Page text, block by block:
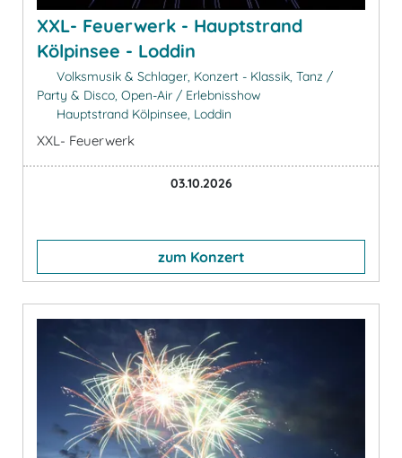
XXL- Feuerwerk - Hauptstrand
Kölpinsee - Loddin
Volksmusik & Schlager, Konzert - Klassik, Tanz /
Party & Disco, Open-Air / Erlebnisshow
Hauptstrand Kölpinsee, Loddin
XXL- Feuerwerk
03.10.2026
zum Konzert